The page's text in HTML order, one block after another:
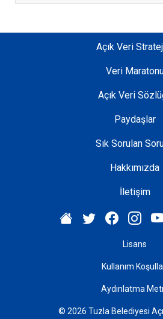
Açık Veri
Veri
Açık Veri
Paydaşlar
Sık Sorulan
Hakkımızda
İletişim
Lisans
Kullanım
Aydınlatma
© 2026 Tuzla Belediyesi